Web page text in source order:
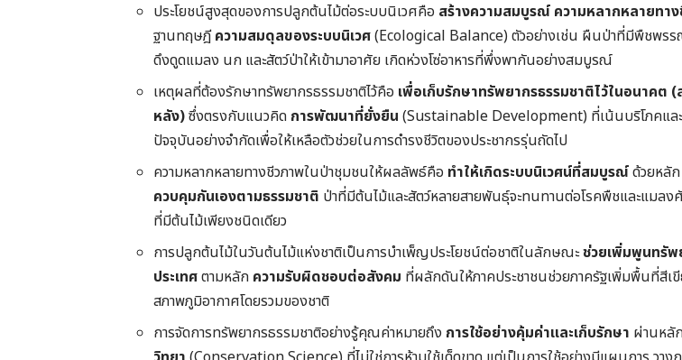
ประโยชน์สูงสุดของการปลูกต้นไม้ต่อระบบนิเวศคือ สร้างความสมบูรณ์ ความหลากหลายทา
ฐานทฤษฎีความสมดุลของระบบนิเวศ(Ecological Balance) ตัวอย่างเช่น ผืนป่าที่มีพืชพร
ดึงดูดแมลง นก และสัตว์ป่าให้เข้ามาอาศัย เกิดห่วงโซ่อาหารที่พึ่งพากันอย่างสมบูรณ์
เหตุผลที่ต้องรักษาทรัพยากรธรรมชาติไว้คือ เพื่อเก็บรักษาทรัพยากรธรรมชาติไว้ในอนาคต
หลัง)ซึ่งตรงกับแนวคิด การพัฒนาที่ยั่งยืน (Sustainable Development) ที่เน้นบริโภคแล
ปัจจุบันอย่างจำกัดเพื่อให้เหลือตัวช่วยในการดำรงชีวิตของประชากรรุ่นถัดไป
ความหลากหลายทางชีวภาพในป่าชุมชนให้ผลลัพธ์คือ ทำให้เกิดระบบนิเวศน์ที่สมบูรณ์ด้วยหลัก
ควบคุมกันเองตามธรรมชาติ ป่าที่มีต้นไม้และสัตว์หลายสายพันธุ์จะทนทานต่อโรคพืชและแมลง
ที่มีต้นไม้เพียงชนิดเดียว
การปลูกต้นไม้ในวันต้นไม้แห่งชาติเป็นการบำเพ็ญประโยชน์ต่อชาติในลักษณะช่วยเพิ่มพูนทรัพ
ประเทศตามหลัก ความรับผิดชอบต่อสังคม ที่ผลักดันให้ภาคประชาชนช่วยภาครัฐเพิ่มพื้นที่สีเ
สภาพภูมิอากาศโดยรวมของชาติ
การจัดการทรัพยากรธรรมชาติอย่างรู้คุณค่าหมายถึง การใช้อย่างคุ้มค่าและเก็บรักษา ผ่านหลั